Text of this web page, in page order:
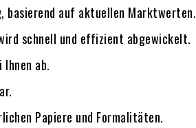
basierend auf aktuellen Marktwerten.
schnell und effizient abgewickelt.
ab.
Papiere und Formalitäten.